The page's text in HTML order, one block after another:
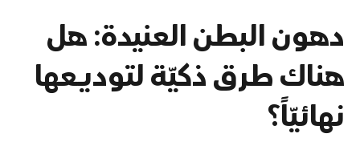
دهون البطن العنيدة: هل
هناك طرق ذكيّة لتوديعها
نهائيّاً؟